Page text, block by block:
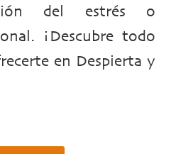
del estrés o
¡Descubre todo
en Despierta y